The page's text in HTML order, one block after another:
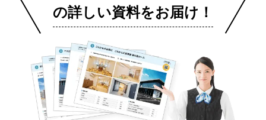
の詳しい資料をお届け！